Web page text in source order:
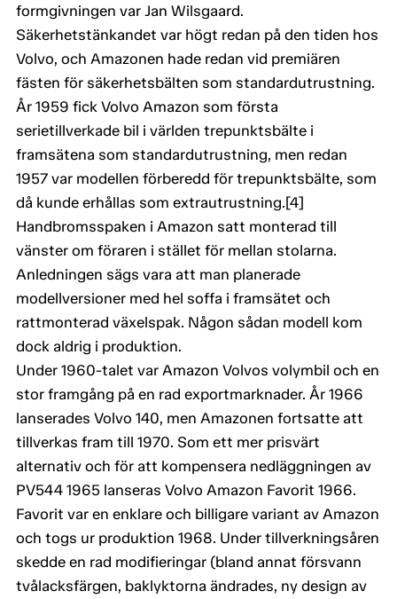
formgivningen var Jan Wilsgaard.
Säkerhetstänkandet var högt redan på den tiden hos
Volvo, och Amazonen hade redan vid premiären
fästen för säkerhetsbälten som standardutrustning.
År 1959 fick Volvo Amazon som första
serietillverkade bil i världen trepunktsbälte i
framsätena som standardutrustning, men redan
1957 var modellen förberedd för trepunktsbälte, som
då kunde erhållas som extrautrustning.[4]
Handbromsspaken i Amazon satt monterad till
vänster om föraren i stället för mellan stolarna.
Anledningen sägs vara att man planerade
modellversioner med hel soffa i framsätet och
rattmonterad växelspak. Någon sådan modell kom
dock aldrig i produktion.
Under 1960-talet var Amazon Volvos volymbil och en
stor framgång på en rad exportmarknader. År 1966
lanserades Volvo 140, men Amazonen fortsatte att
tillverkas fram till 1970. Som ett mer prisvärt
alternativ och för att kompensera nedläggningen av
PV544 1965 lanseras Volvo Amazon Favorit 1966.
Favorit var en enklare och billigare variant av Amazon
och togs ur produktion 1968. Under tillverkningsåren
skedde en rad modifieringar (bland annat försvann
tvålacksfärgen, baklyktorna ändrades, ny design av